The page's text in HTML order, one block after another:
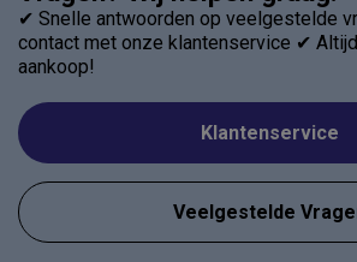
✔ Snelle antwoorden op veelgestelde
contact met onze klantenservice ✔
aankoop!
Klantenservice
Veelgestelde